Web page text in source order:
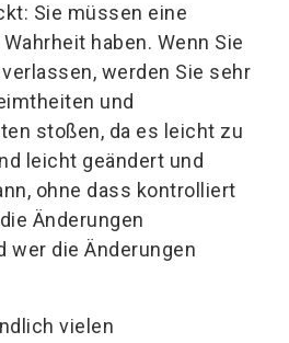
Sie müssen eine
haben. Wenn Sie
werden Sie sehr
und
stoßen, da es leicht zu
leicht geändert und
ohne dass kontrolliert
Änderungen
wer die Änderungen
vielen